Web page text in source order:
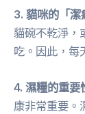
3. 貓咪的「潔
貓碗不乾淨，
吃。因此，每
4. 濕糧的重要
康非常重要。